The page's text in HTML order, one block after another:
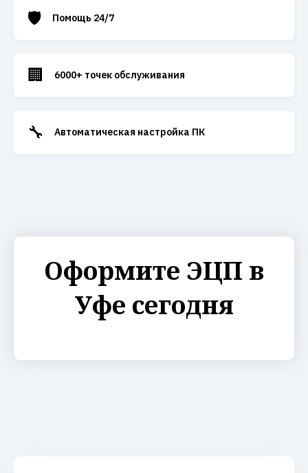
🛡️ Помощь 24/7
🏢 6000+ точек обслуживания
🔧 Автоматическая настройка ПК
Оформите ЭЦП в
Уфе сегодня